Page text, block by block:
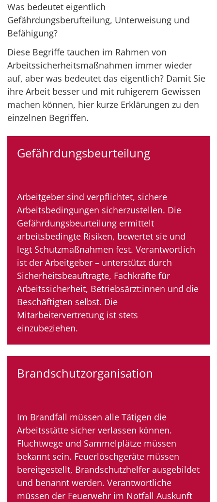
Was bedeutet eigentlich
Gefährdungsberufteilung, Unterweisung und
Befähigung?
Diese Begriffe tauchen im Rahmen von
Arbeitssicherheitsmaßnahmen immer wieder
auf, aber was bedeutet das eigentlich? Damit Sie
ihre Arbeit besser und mit ruhigerem Gewissen
machen können, hier kurze Erklärungen zu den
einzelnen Begriffen.
Gefährdungsbeurteilung
Arbeitgeber sind verpflichtet, sichere
Arbeitsbedingungen sicherzustellen. Die
Gefährdungsbeurteilung ermittelt
arbeitsbedingte Risiken, bewertet sie und
legt Schutzmaßnahmen fest. Verantwortlich
ist der Arbeitgeber – unterstützt durch
Sicherheitsbeauftragte, Fachkräfte für
Arbeitssicherheit, Betriebsärzt:innen und die
Beschäftigten selbst. Die
Mitarbeitervertretung ist stets
einzubeziehen.
Brandschutzorganisation
Im Brandfall müssen alle Tätigen die
Arbeitsstätte sicher verlassen können.
Fluchtwege und Sammelplätze müssen
bekannt sein. Feuerlöschgeräte müssen
bereitgestellt, Brandschutzhelfer ausgebildet
und benannt werden. Verantwortliche
müssen der Feuerwehr im Notfall Auskunft